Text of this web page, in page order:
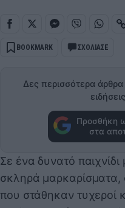
BOOKMARK ΣΧΟΛΙΑΣΕ
Δες περισσότερα
Προσθήκη
στα
Σε ένα δυνατό
σκληρά μαρκαρίσματα,
που στάθηκαν τυχεροί